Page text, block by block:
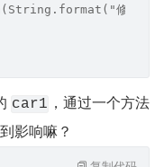
修改之
car1 ，通过一个方法
影响嘛？